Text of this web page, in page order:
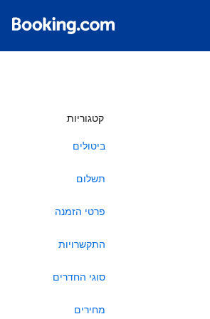
קטגוריות
ביטולים
תשלום
פרטי הזמנה
התקשרויות
סוגי החדרים
מחירים